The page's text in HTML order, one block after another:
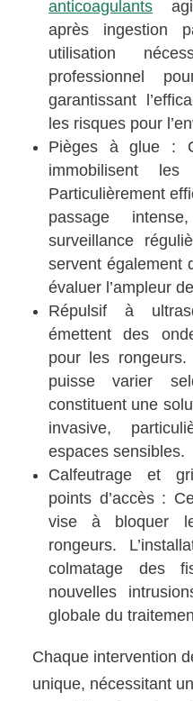
anticoagulants
après ingestion
utilisation
professionnel
garantissant
les risques pour
Pièges à glue :
immobilisent
Particulièrement
passage
surveillance
servent également
évaluer l’ampleur
Répulsif à
émettent des
pour les
puisse varier
constituent une
invasive,
espaces sensibles.
Calfeutrage et
points d’accès :
vise à bloquer
rongeurs.
colmatage des
nouvelles
globale du
Chaque intervention
unique, nécessitant